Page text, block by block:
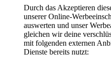
Durch das Akzeptieren
unserer Online-
auswerten und unser
gleichen wir deine
mit folgenden externen
Dienste bereits nutzt: